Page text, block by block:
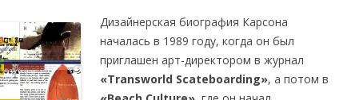
Дизайнерская биография Карсона
началась в 1989 году, когда он был
приглашен арт-директором в журнал
«Transworld Scateboarding», а потом в